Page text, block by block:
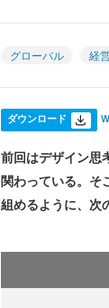
グローバル 経
ダウンロード
前回はデザイン思
関わっている。そ
組めるように、次